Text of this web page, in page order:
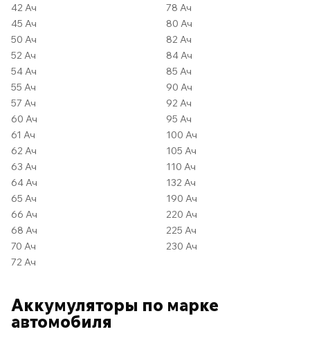
42 Ач
45 Ач
50 Ач
52 Ач
54 Ач
55 Ач
57 Ач
60 Ач
61 Ач
62 Ач
63 Ач
64 Ач
65 Ач
66 Ач
68 Ач
70 Ач
72 Ач
78 Ач
80 Ач
82 Ач
84 Ач
85 Ач
90 Ач
92 Ач
95 Ач
100 Ач
105 Ач
110 Ач
132 Ач
190 Ач
220 Ач
225 Ач
230 Ач
Аккумуляторы по марке
автомобиля